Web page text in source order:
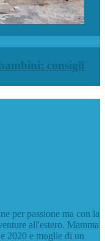
consigli
per passione ma con la
all'estero. Mamma
2020 e moglie di un